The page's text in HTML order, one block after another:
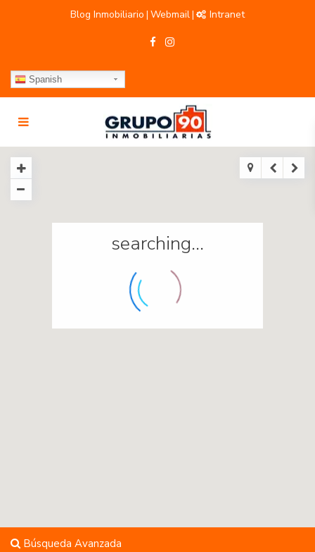
Blog Inmobiliario | Webmail| Intranet
Spanish
searching...
Búsqueda Avanzada